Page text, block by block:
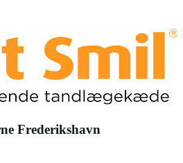
Frederikshavn